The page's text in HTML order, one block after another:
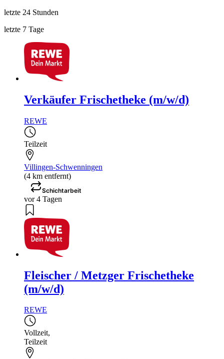
letzte 24 Stunden
letzte 7 Tage
Verkäufer Frischetheke (m/w/d)
REWE
Teilzeit
Villingen-Schwenningen
(4 km entfernt)
Schichtarbeit
vor 4 Tagen
Fleischer / Metzger Frischetheke
(m/w/d)
REWE
Vollzeit,
Teilzeit